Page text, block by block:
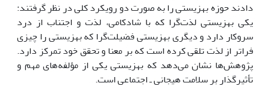
دادند حوزه بهزیستی را به صورت دو رویکرد کلی در نظر گرفتند:
یکی بهزیستی لذت‌گرا که با شادکامی، لذت و اجتناب از درد
سروکار دارد و دیگری بهزیستی فضیلت‌گرا که بهزیستی را چیزی
فراتر از لذت تلقی کرده است که بر معنا و تحقق خود تمرکز دارد.
پژوهش‌ها نشان می‌دهد که بهزیستی یکی از مؤلفه‌های مهم و
تأثیرگذار بر سلامت هیجانی ـ اجتماعی است.